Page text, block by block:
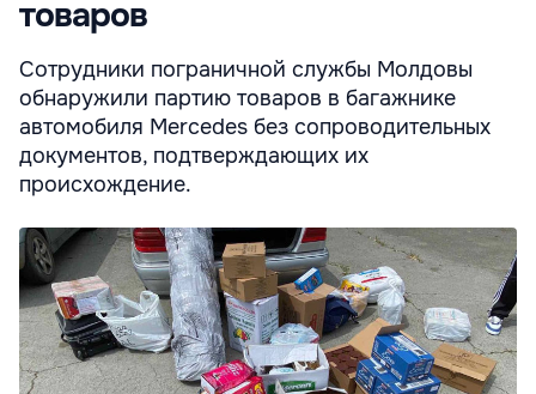
товаров
Сотрудники пограничной службы Молдовы
обнаружили партию товаров в багажнике
автомобиля Mercedes без сопроводительных
документов, подтверждающих их
происхождение.